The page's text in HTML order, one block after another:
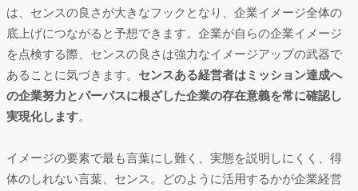
は、センスの良さが大きなフックとなり、企業イメージ全体の
底上げにつながると予想できます。企業が自らの企業イメージ
を点検する際、センスの良さは強力なイメージアップの武器で
あることに気づきます。 センスある経営者はミッション達成へ
の企業努力とパーパスに根ざした企業の存在意義を常に確認し
実現化します。
イメージの要素で最も言葉にし難く、実態を説明しにくく、得
体のしれない言葉、センス。どのように活用するかが企業経営